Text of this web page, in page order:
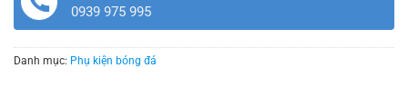
0939 975 995
Danh mục: Phụ kiện bóng đá